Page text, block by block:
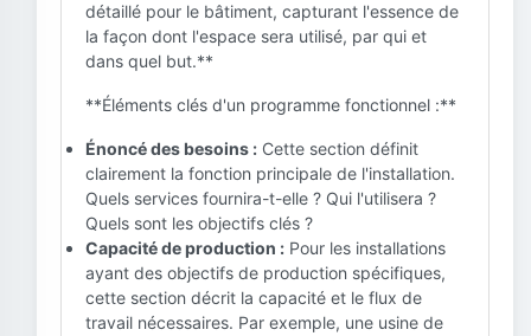
détaillé pour le bâtiment, capturant l'essence de
la façon dont l'espace sera utilisé, par qui et
dans quel but.**
**Éléments clés d'un programme fonctionnel :**
Énoncé des besoins : Cette section définit
clairement la fonction principale de l'installation.
Quels services fournira-t-elle ? Qui l'utilisera ?
Quels sont les objectifs clés ?
Capacité de production : Pour les installations
ayant des objectifs de production spécifiques,
cette section décrit la capacité et le flux de
travail nécessaires. Par exemple, une usine de